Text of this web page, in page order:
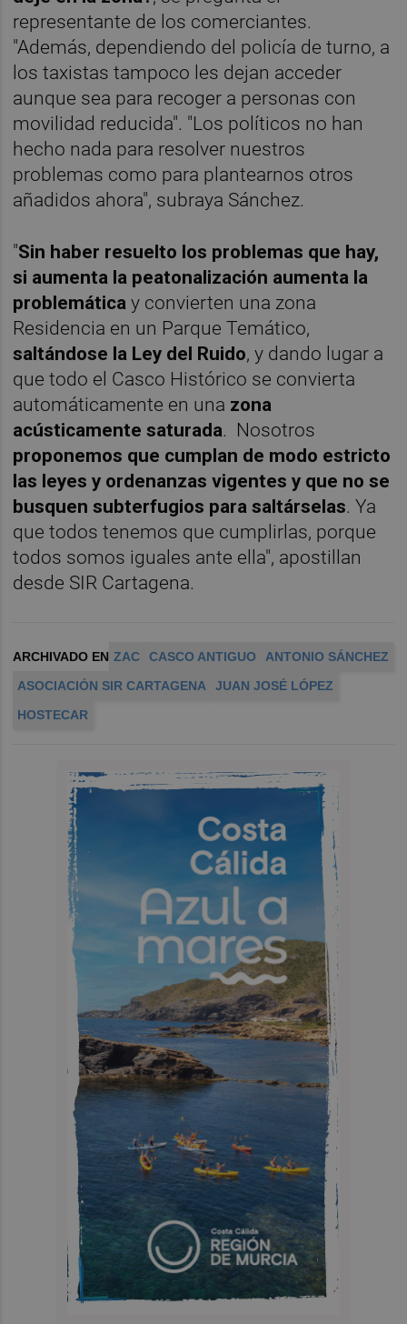
representante de los comerciantes.
"Además, dependiendo del policía de turno, a
los taxistas tampoco les dejan acceder
aunque sea para recoger a personas con
movilidad reducida". "Los políticos no han
hecho nada para resolver nuestros
problemas como para plantearnos otros
añadidos ahora", subraya Sánchez.
"Sin haber resuelto los problemas que hay,
si aumenta la peatonalización aumenta la
problemática y convierten una zona
Residencia en un Parque Temático,
saltándose la Ley del Ruido, y dando lugar a
que todo el Casco Histórico se convierta
automáticamente en una zona
acústicamente saturada. Nosotros
proponemos que cumplan de modo estricto
las leyes y ordenanzas vigentes y que no se
busquen subterfugios para saltárselas. Ya
que todos tenemos que cumplirlas, porque
todos somos iguales ante ella", apostillan
desde SIR Cartagena.
ARCHIVADO EN ZAC CASCO ANTIGUO
ANTONIO SÁNCHEZ
ASOCIACIÓN SIR CARTAGENA
JUAN JOSÉ LÓPEZ
HOSTECAR